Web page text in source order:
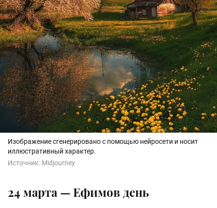
Изображение сгенерировано с помощью нейросети и носит
иллюстративный характер.
Источник: Midjourney
24 марта — Ефимов день